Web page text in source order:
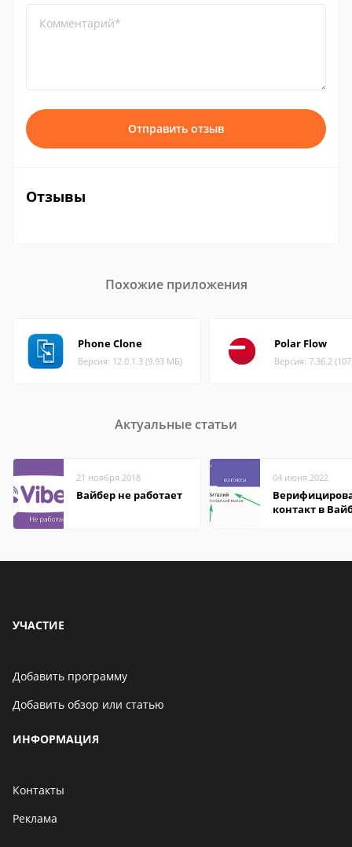
Комментарий*
Отправить отзыв
Отзывы
Похожие приложения
Phone Clone
Версия: 12.0.1.3 (9.93 МБ)
Polar Flow
Версия: 7.36.2
Актуальные статьи
21 ноября 2018
Вайбер не работает
04 июня 2022
контакт в
УЧАСТИЕ
Добавить программу
Добавить обзор или статью
ИНФОРМАЦИЯ
Контакты
Реклама